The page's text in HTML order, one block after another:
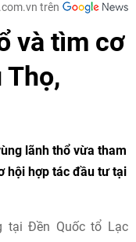
trên
và tìm cơ
Thọ,
lãnh thổ vừa tham
hội hợp tác đầu tư tại
tại Đền Quốc tổ Lạc